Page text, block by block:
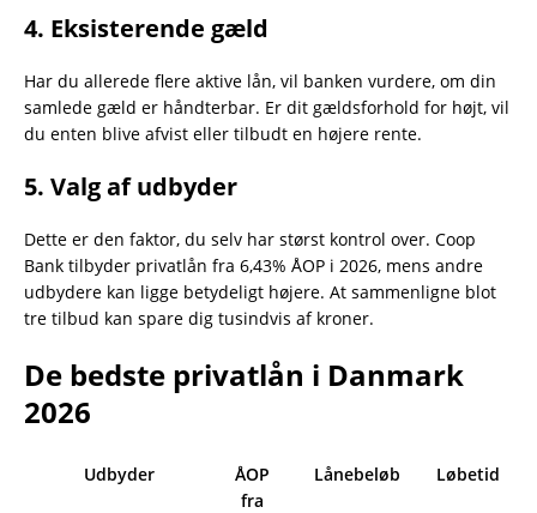
4. Eksisterende gæld
Har du allerede flere aktive lån, vil banken vurdere, om din
samlede gæld er håndterbar. Er dit gældsforhold for højt, vil
du enten blive afvist eller tilbudt en højere rente.
5. Valg af udbyder
Dette er den faktor, du selv har størst kontrol over. Coop
Bank tilbyder privatlån fra 6,43% ÅOP i 2026, mens andre
udbydere kan ligge betydeligt højere. At sammenligne blot
tre tilbud kan spare dig tusindvis af kroner.
De bedste privatlån i Danmark
2026
Udbyder
ÅOP
fra
Lånebeløb Løbetid